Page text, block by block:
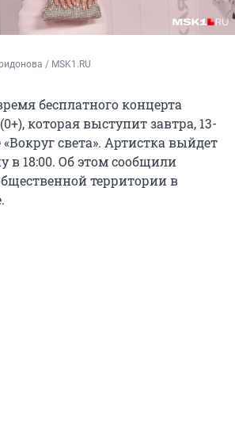
/ MSK1.RU
бесплатного концерта
которая выступит завтра, 13-
света». Артистка выйдет
в 18:00. Об этом сообщили
территории в